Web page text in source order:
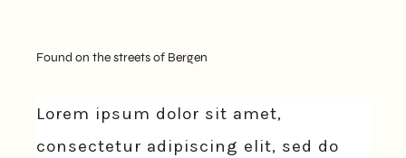
Found on the streets of Bergen
Lorem ipsum dolor sit amet,
consectetur adipiscing elit, sed do